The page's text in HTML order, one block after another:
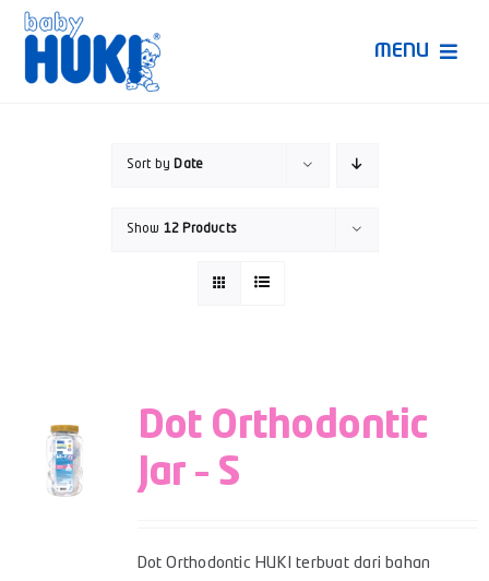
Skip
content
MENU
Sort by Date
Show 12 Products
Dot Orthodontic
Jar – S
Dot Orthodontic HUKI terbuat dari bahan